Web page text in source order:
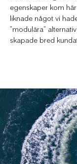
egenskaper kom
liknade något vi
”modulära”
skapade bred